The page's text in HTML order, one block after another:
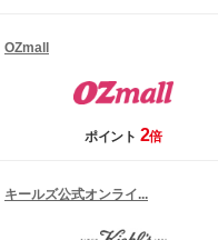
OZmall
ポイント 2倍
キールズ公式オンライ...